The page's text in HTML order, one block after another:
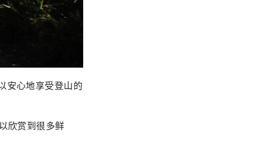
安心地享受登山的
欣赏到很多鲜